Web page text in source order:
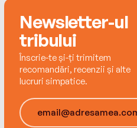
Newsletter-ul
tribului
Înscrie-te și-ți trimitem
recomandări, recenzii și alte
lucruri simpatice.